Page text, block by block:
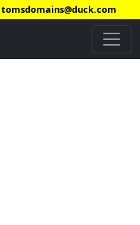
tomsdomains@duck.com